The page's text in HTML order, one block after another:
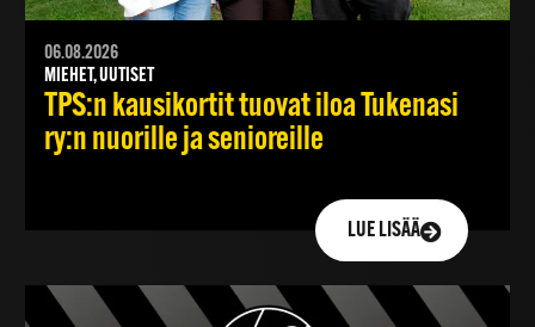
06.08.2026
MIEHET, UUTISET
TPS:n kausikortit tuovat iloa Tukenasi
ry:n nuorille ja senioreille
LUE LISÄÄ